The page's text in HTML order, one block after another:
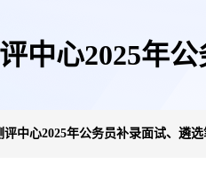
中心2025年
中心2025年公务员补录面试、遴